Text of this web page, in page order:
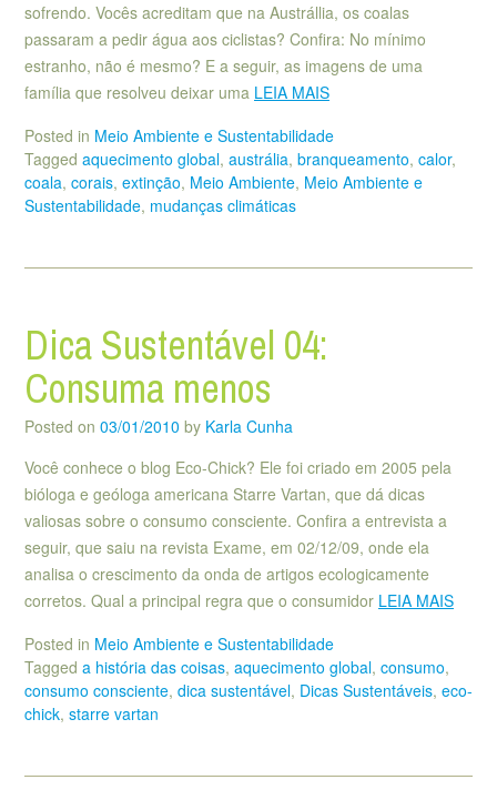
sofrendo. Vocês acreditam que na Austrállia, os coalas
passaram a pedir água aos ciclistas? Confira: No mínimo
estranho, não é mesmo? E a seguir, as imagens de uma
família que resolveu deixar uma LEIA MAIS
Posted in Meio Ambiente e Sustentabilidade
Tagged aquecimento global, austrália, branqueamento, calor,
coala, corais, extinção, Meio Ambiente, Meio Ambiente e
Sustentabilidade, mudanças climáticas
Dica Sustentável 04:
Consuma menos
Posted on 03/01/2010 by Karla Cunha
Você conhece o blog Eco-Chick? Ele foi criado em 2005 pela
bióloga e geóloga americana Starre Vartan, que dá dicas
valiosas sobre o consumo consciente. Confira a entrevista a
seguir, que saiu na revista Exame, em 02/12/09, onde ela
analisa o crescimento da onda de artigos ecologicamente
corretos. Qual a principal regra que o consumidor LEIA MAIS
Posted in Meio Ambiente e Sustentabilidade
Tagged a história das coisas, aquecimento global, consumo,
consumo consciente, dica sustentável, Dicas Sustentáveis, eco-
chick, starre vartan